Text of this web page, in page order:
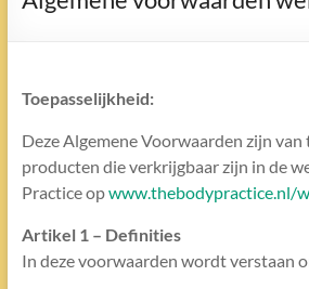
Toepasselijkheid:
Deze Algemene Voorwaarden zijn van
producten die verkrijgbaar zijn in de
Practice opwww.thebodypractice.nl/
Artikel 1 – Definities
In deze voorwaarden wordt verstaan